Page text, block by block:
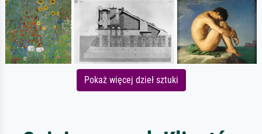
Pokaż więcej dzieł sztuki